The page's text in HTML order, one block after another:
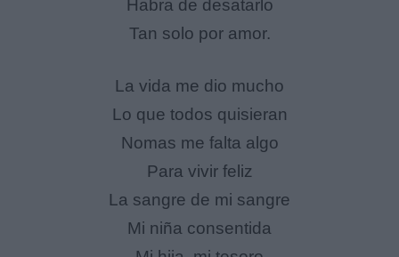
Habra de desatarlo
Tan solo por amor.
La vida me dio mucho
Lo que todos quisieran
Nomas me falta algo
Para vivir feliz
La sangre de mi sangre
Mi niña consentida